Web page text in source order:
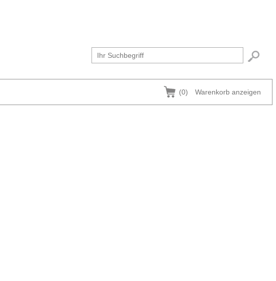
(0) Warenkorb anzeigen